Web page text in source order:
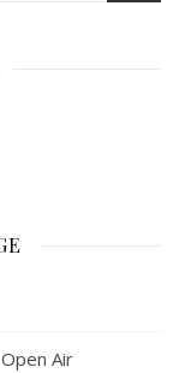
Air